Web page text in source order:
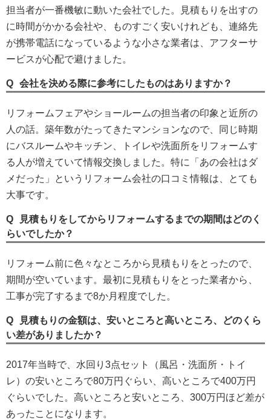
担当者が一番機敏に動いた会社でした。見積もりを出すの
に時間がかかる会社や、ものすごく安いけれども、連絡先
が携帯電話になっているような小さな業者は、アフターサ
ービスが心配で避けました。
会社を決める際に参考にしたものはありますか？
リフォームフェアやショールームの担当者の印象と近所の
人の話。築年数がたってきたマンションなので、同じ時期
にバスルームやキッチン、トイレや洗面所をリフォームす
る人が増えていて情報交換しました。特に「あの会社はダ
メだった」というリフォーム会社の口コミ情報は、とても
大事です。
見積もりをしてからリフォームするまでの期間はどのく
らいでしたか？
リフォーム前に色々なところから見積もりをとったので、
期間が空いています。最初に見積もりをとった業者から、
工事が完了するまで8か月程度でした。
見積もりの金額は、安いところと高いところ、どのくら
い差がありましたか？
2017年当時で、水回り3点セット（風呂・洗面所・トイ
レ）の安いところで80万円ぐらい、高いところで400万円
ぐらいでした。高いところと安いところ、300万円ほど差が
あったことになります。